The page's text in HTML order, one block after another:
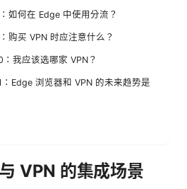
如何在 Edge 中使用分流？
购买 VPN 时应注意什么？
：我应该选哪家 VPN？
：Edge 浏览器和 VPN 的未来趋势是
VPN 的集成场景